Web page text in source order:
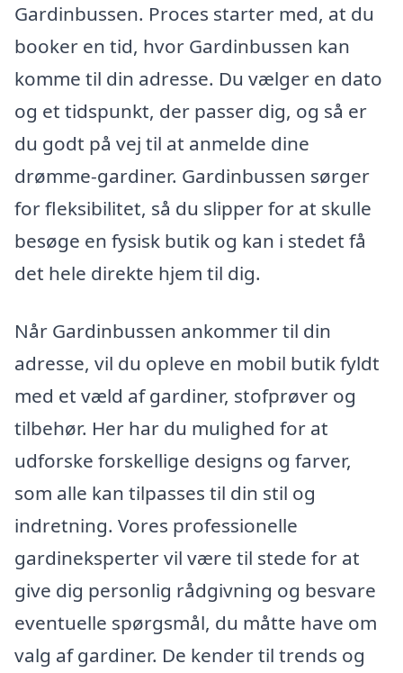
Gardinbussen. Proces starter med, at du
booker en tid, hvor Gardinbussen kan
komme til din adresse. Du vælger en dato
og et tidspunkt, der passer dig, og så er
du godt på vej til at anmelde dine
drømme-gardiner. Gardinbussen sørger
for fleksibilitet, så du slipper for at skulle
besøge en fysisk butik og kan i stedet få
det hele direkte hjem til dig.
Når Gardinbussen ankommer til din
adresse, vil du opleve en mobil butik fyldt
med et væld af gardiner, stofprøver og
tilbehør. Her har du mulighed for at
udforske forskellige designs og farver,
som alle kan tilpasses til din stil og
indretning. Vores professionelle
gardineksperter vil være til stede for at
give dig personlig rådgivning og besvare
eventuelle spørgsmål, du måtte have om
valg af gardiner. De kender til trends og